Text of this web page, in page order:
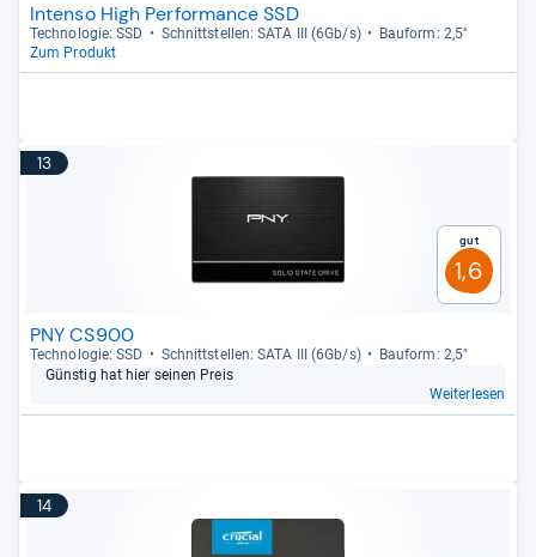
Intenso High Performance SSD
Tech­no­lo­gie: SSD Schnitt­stel­len: SATA III (6Gb/s)
Bau­form: 2,5"
Zum Produkt
13
Gut
1,6
PNY CS900
Tech­no­lo­gie: SSD Schnitt­stel­len: SATA III (6Gb/s)
Bau­form: 2,5"
Güns­tig hat hier sei­nen Preis
Weiterlesen
14